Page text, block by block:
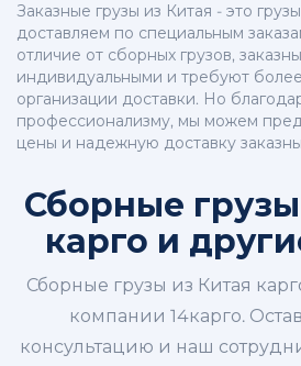
Заказные грузы из Китая - это
доставляем по специальным
отличие от сборных грузов,
индивидуальными и требуют
организации доставки. Но
профессионализму, мы можем
цены и надежную доставку
Сборные
карго и
Сборные грузы из Китая
компании 14карго.
консультацию и наш